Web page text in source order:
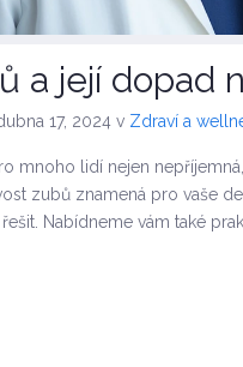
a její dopad
17, 2024 v Zdraví a
mnoho lidí nejen
zubů znamená pro vaše
Nabídneme vám také